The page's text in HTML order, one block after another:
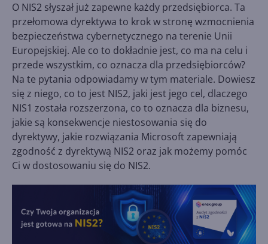
O NIS2 słyszał już zapewne każdy przedsiębiorca. Ta
przełomowa dyrektywa to krok w stronę wzmocnienia
bezpieczeństwa cybernetycznego na terenie Unii
Europejskiej. Ale co to dokładnie jest, co ma na celu i
przede wszystkim, co oznacza dla przedsiębiorców?
Na te pytania odpowiadamy w tym materiale. Dowiesz
się z niego, co to jest NIS2, jaki jest jego cel, dlaczego
NIS1 została rozszerzona, co to oznacza dla biznesu,
jakie są konsekwencje niestosowania się do
dyrektywy, jakie rozwiązania Microsoft zapewniają
zgodność z dyrektywą NIS2 oraz jak możemy pomóc
Ci w dostosowaniu się do NIS2.